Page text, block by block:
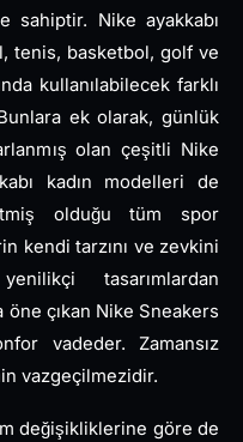
sahiptir. Nike ayakkabı
tenis, basketbol, golf ve
kullanılabilecek farklı
ek olarak, günlük
olan çeşitli Nike
kadın modelleri de
olduğu tüm spor
kendi tarzını ve zevkini
tasarımlardan
öne çıkan Nike Sneakers
vadeder. Zamansız
vazgeçilmezidir.
değişikliklerine göre de